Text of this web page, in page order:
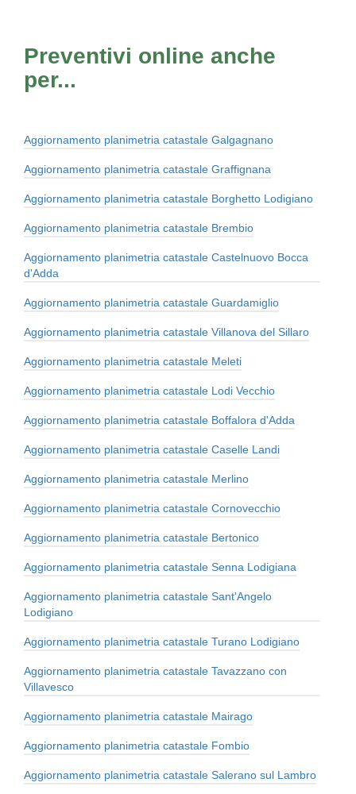
Preventivi online anche
per...
Aggiornamento planimetria catastale Galgagnano
Aggiornamento planimetria catastale Graffignana
Aggiornamento planimetria catastale Borghetto Lodigiano
Aggiornamento planimetria catastale Brembio
Aggiornamento planimetria catastale Castelnuovo Bocca
d'Adda
Aggiornamento planimetria catastale Guardamiglio
Aggiornamento planimetria catastale Villanova del Sillaro
Aggiornamento planimetria catastale Meleti
Aggiornamento planimetria catastale Lodi Vecchio
Aggiornamento planimetria catastale Boffalora d'Adda
Aggiornamento planimetria catastale Caselle Landi
Aggiornamento planimetria catastale Merlino
Aggiornamento planimetria catastale Cornovecchio
Aggiornamento planimetria catastale Bertonico
Aggiornamento planimetria catastale Senna Lodigiana
Aggiornamento planimetria catastale Sant'Angelo
Lodigiano
Aggiornamento planimetria catastale Turano Lodigiano
Aggiornamento planimetria catastale Tavazzano con
Villavesco
Aggiornamento planimetria catastale Mairago
Aggiornamento planimetria catastale Fombio
Aggiornamento planimetria catastale Salerano sul Lambro